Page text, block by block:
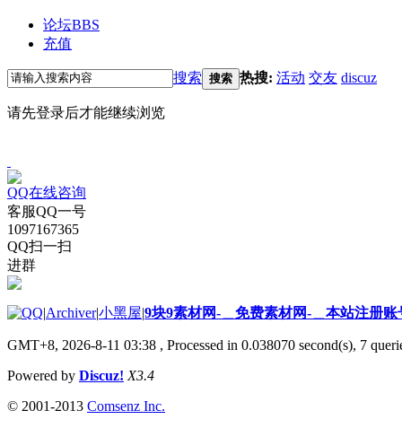
论坛BBS
充值
搜索 搜索 热搜: 活动 交友 discuz
请先登录后才能继续浏览
QQ在线咨询
客服QQ一号
1097167365
QQ扫一扫
进群
|Archiver|小黑屋|9块9素材网-＿免费素材网-＿本站注册账
GMT+8, 2026-8-11 03:38 , Processed in 0.038070 second(s), 7
Powered by Discuz! X3.4
© 2001-2013 Comsenz Inc.